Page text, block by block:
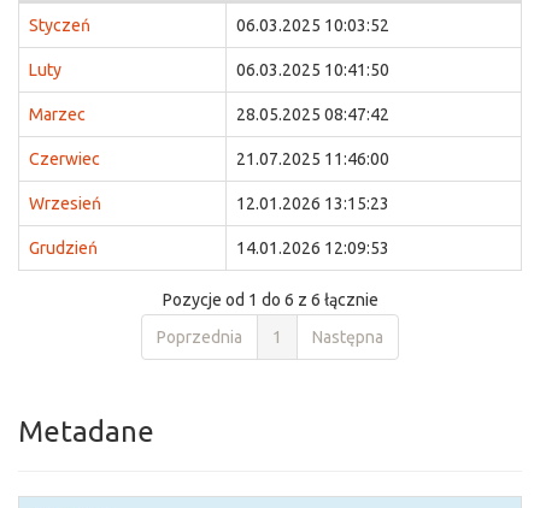
Styczeń 06.03.2025 10:03:52
Luty 06.03.2025 10:41:50
Marzec 28.05.2025 08:47:42
Czerwiec 21.07.2025 11:46:00
Wrzesień 12.01.2026 13:15:23
Grudzień 14.01.2026 12:09:53
Pozycje od 1 do 6 z 6 łącznie
Poprzednia
1 Następna
Metadane